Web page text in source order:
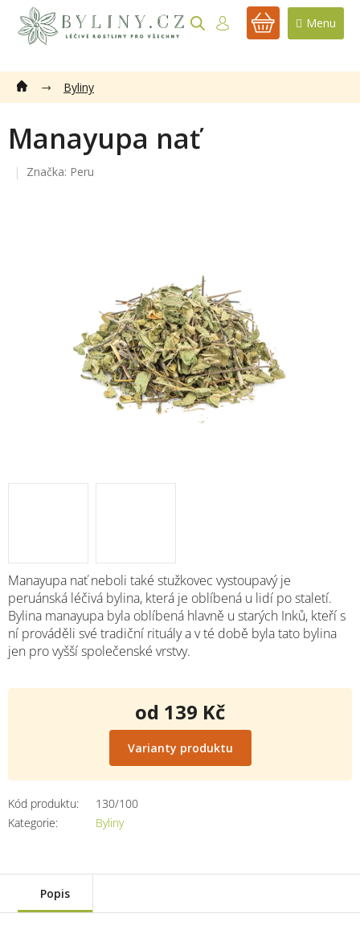
obsah
NÁKUPNÍ
Byliny
Manayupa nať
Značka: Peru
Manayupa nať neboli také stužkovec vystoupavý je
peruánská léčivá bylina, která je oblíbená u lidí po staletí.
Bylina manayupa byla oblíbená hlavně u starých Inků, kteří s
ní prováděli své tradiční rituály a v té době byla tato bylina
jen pro vyšší společenské vrstvy.
Kód produktu:
130/100
Kategorie: Byliny
od 139 Kč
Měrná
cena:
Varianty produktu
Popis